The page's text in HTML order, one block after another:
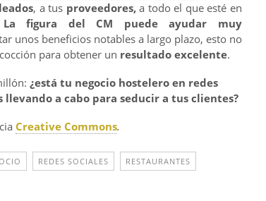
, a tus proveedores,a todo el que esté en
La figura del CM puede ayudar muy
unos beneficios notables a largo plazo, esto no
para obtener un resultado excelente.
¿está tu negocio hostelero en redes
llevando a cabo para seducir a tus clientes?
Creative Commons.
REDES SOCIALES RESTAURANTES